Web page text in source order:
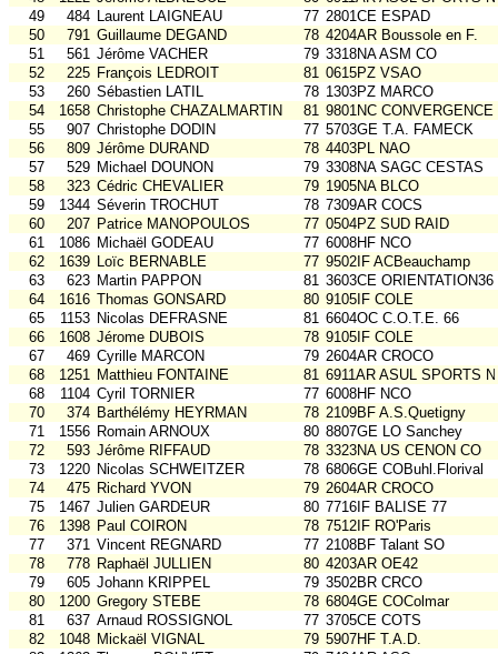
49
484 Laurent LAIGNEAU 77 2801CE ESPAD
50
791 Guillaume DEGAND 78 4204AR Boussole en F.
51
561 Jérôme VACHER 79 3318NA ASM CO
52
225 François LEDROIT 81 0615PZ VSAO
53
260 Sébastien LATIL 78 1303PZ MARCO
54
1658 Christophe CHAZALMARTIN 81 9801NC CONVERGENCE
55
907 Christophe DODIN 77 5703GE T.A. FAMECK
56
809 Jérôme DURAND 78 4403PL NAO
57
529 Michael DOUNON 79 3308NA SAGC CESTAS
58
323 Cédric CHEVALIER 79 1905NA BLCO
59
1344 Séverin TROCHUT 78 7309AR COCS
60
207 Patrice MANOPOULOS 77 0504PZ SUD RAID
61
1086 Michaël GODEAU 77 6008HF NCO
62
1639 Loïc BERNABLE 77 9502IF ACBeauchamp
63
623 Martin PAPPON 81 3603CE ORIENTATION36
64
1616 Thomas GONSARD 80 9105IF COLE
65
1153 Nicolas DEFRASNE 81 6604OC C.O.T.E. 66
66
1608 Jérome DUBOIS 78 9105IF COLE
67
469 Cyrille MARCON 79 2604AR CROCO
68
1251 Matthieu FONTAINE 81 6911AR ASUL SPORTS
68
1104 Cyril TORNIER 77 6008HF NCO
70
374 Barthélémy HEYRMAN 78 2109BF A.S.Quetigny
71
1556 Romain ARNOUX 80 8807GE LO Sanchey
72
593 Jérôme RIFFAUD 78 3323NA US CENON CO
73
1220 Nicolas SCHWEITZER 78 6806GE COBuhl.Florival
74
475 Richard YVON 79 2604AR CROCO
75
1467 Julien GARDEUR 80 7716IF BALISE 77
76
1398 Paul COIRON 78 7512IF RO'Paris
77
371 Vincent REGNARD 77 2108BF Talant SO
78
778 Raphaël JULLIEN 80 4203AR OE42
79
605 Johann KRIPPEL 79 3502BR CRCO
80
1200 Gregory STEBE 78 6804GE COColmar
81
637 Arnaud ROSSIGNOL 77 3705CE COTS
82
1048 Mickaël VIGNAL 79 5907HF T.A.D.